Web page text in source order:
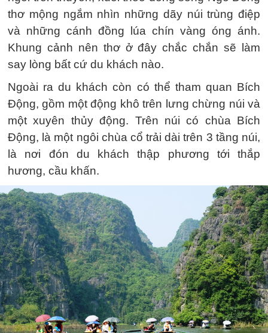
thơ mộng ngắm nhìn những dãy núi trùng điệp
và những cánh đồng lúa chín vàng óng ánh.
Khung cảnh nên thơ ở đây chắc chắn sẽ làm
say lòng bất cứ du khách nào.
Ngoài ra du khách còn có thể tham quan Bích
Động, gồm một động khô trên lưng chừng núi và
một xuyên thủy động. Trên núi có chùa Bích
Động, là một ngôi chùa cổ trải dài trên 3 tầng núi,
là nơi đón du khách thập phương tới thắp
hương, cầu khấn.